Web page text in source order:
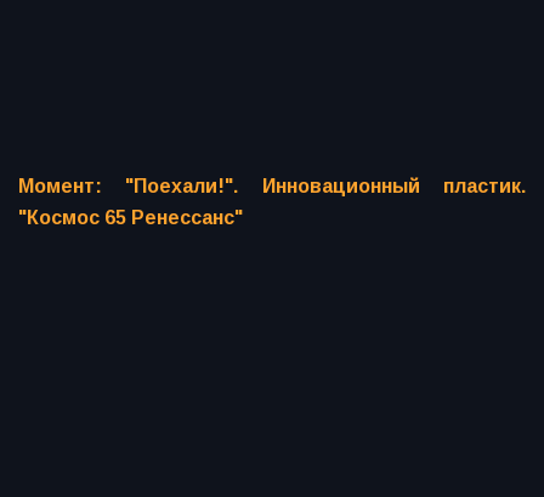
Момент: "Поехали!". Инновационный пластик.
"Космос 65 Ренессанс"